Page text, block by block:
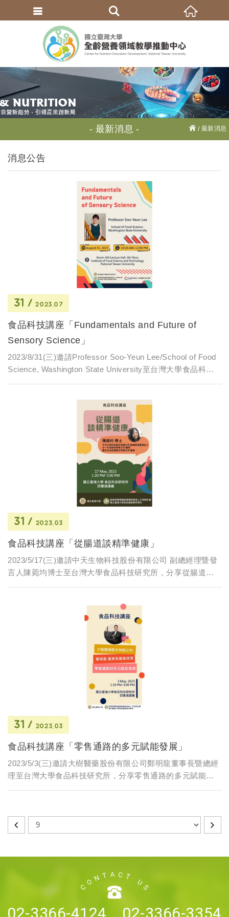
最新消息 最新消息
消息公告
31 2023.07
食品科技講座「Fundamentals and Future of
Sensory Science」
2023/8/31(三)邀請Professor Soo-Yeun Lee/School of Food
Science, Washington State University至台灣大學食品科技
31 2023.03
食品科技講座「從腸道談精準健康」
2023/5/17(三)邀請中天生物科技股份有限公司 副總經理暨發
言人陳菀均博士至台灣大學食品科技研究所，分享從腸道談
31 2023.03
食品科技講座「零售通路的多元賦能發展」
2023/5/3(三)邀請大樹醫藥股份有限公司鄭明龍董事長暨總經
理至台灣大學食品科技研究所，分享零售通路的多元賦能發
02-3366-4124、02-3366-3354